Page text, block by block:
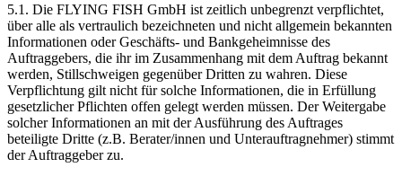
5.1. Die FLYING FISH GmbH ist zeitlich unbegrenzt verpflichtet,
über alle als vertraulich bezeichneten und nicht allgemein bekannten
Informationen oder Geschäfts- und Bankgeheimnisse des
Auftraggebers, die ihr im Zusammenhang mit dem Auftrag bekannt
werden, Stillschweigen gegenüber Dritten zu wahren. Diese
Verpflichtung gilt nicht für solche Informationen, die in Erfüllung
gesetzlicher Pflichten offen gelegt werden müssen. Der Weitergabe
solcher Informationen an mit der Ausführung des Auftrages
beteiligte Dritte (z.B. Berater/innen und Unterauftragnehmer) stimmt
der Auftraggeber zu.